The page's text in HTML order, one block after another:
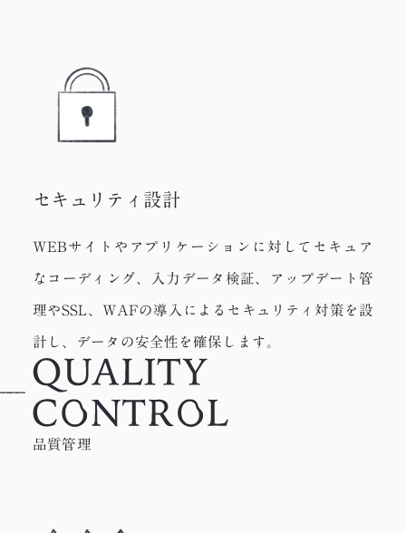
セキュリティ設計
WEBサイトやアプリケーションに対してセキュア
なコーディング、入力データ検証、アップデート管
理やSSL、WAFの導入によるセキュリティ対策を設
計し、データの安全性を確保します。
品質管理